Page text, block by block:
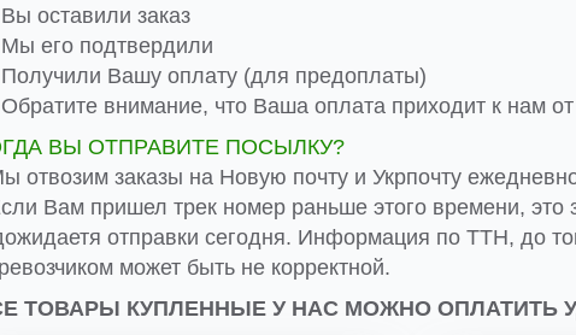
оставили заказ
его подтвердили
Вашу оплату (для предоплаты)
внимание, что Ваша оплата приходит к нам
ВЫ ОТПРАВИТЕ ПОСЫЛКУ?
отвозим заказы на Новую почту и Укрпочту
Вам пришел трек номер раньше этого времени, это
отправки сегодня. Информация по ТТН, до
может быть не корректной.
ТОВАРЫ КУПЛЕННЫЕ У НАС МОЖНО